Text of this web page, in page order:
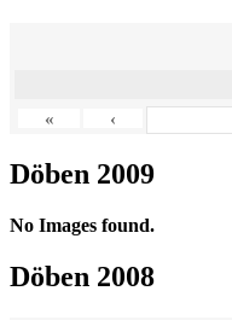
« ‹
Döben 2009
No Images found.
Döben 2008